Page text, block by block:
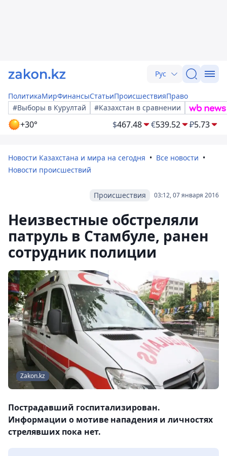
Рус
ПолитикаМирФинансыСтатьиПроисшествияПраво
#Выборы в Курултай
#Казахстан в сравнении
+30° $467.48 €539.52 ₽5.73
Новости Казахстана и мира на сегодня
Все новости
Новости происшествий
03:12, 07 января 2016
Происшествия
Неизвестные обстреляли
патруль в Стамбуле, ранен
сотрудник полиции
Zakon.kz
Пострадавший госпитализирован.
Информации о мотиве нападения и личностях
стрелявших пока нет.